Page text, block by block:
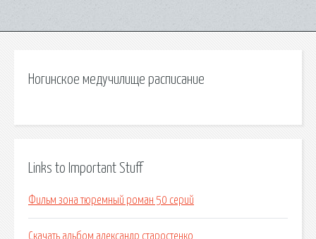
Ногинское медучилище расписание
Links to Important Stuff
Фильм зона тюремный роман 50 серий
Скачать альбом александр старостенко